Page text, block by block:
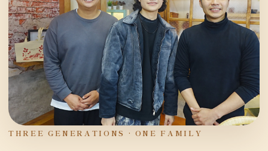
THREE GENERATIONS · ONE FAMILY